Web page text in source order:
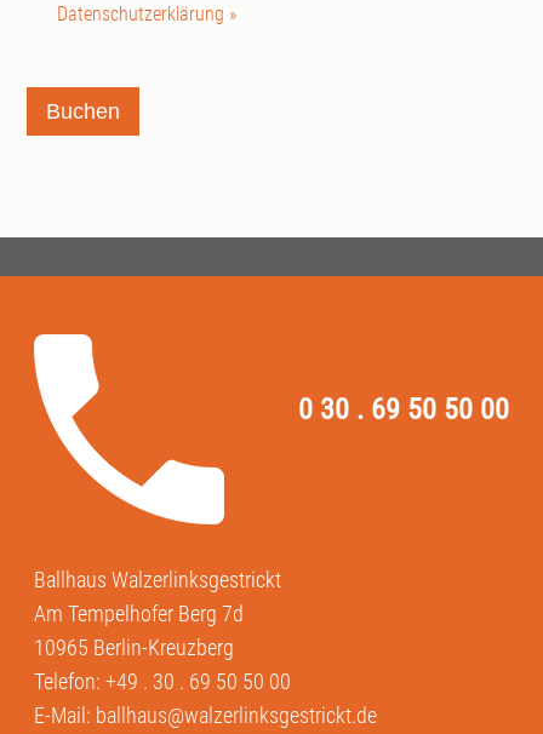
Datenschutzerklärung »
Buchen
0 30 . 69 50 50 00
Ballhaus Walzerlinksgestrickt
Am Tempelhofer Berg 7d
10965 Berlin-Kreuzberg
Telefon:+49 . 30 . 69 50 50 00
E-Mail: ballhaus@walzerlinksgestrickt.de